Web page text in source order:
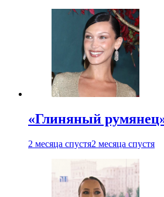
«Глиняный
2 месяца спустя2 месяца спустя